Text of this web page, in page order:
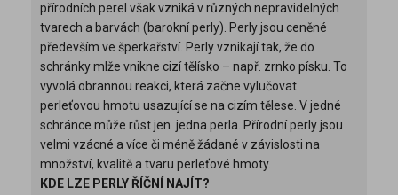
přírodních perel však vzniká v různých nepravidelných
tvarech a barvách (barokní perly). Perly jsou ceněné
především ve šperkařství. Perly vznikají tak, že do
schránky mlže vnikne cizí tělísko – např. zrnko písku. To
vyvolá obrannou reakci, která začne vylučovat
perleťovou hmotu usazující se na cizím tělese. V jedné
schránce může růst jen jedna perla. Přírodní perly jsou
velmi vzácné a více či méně žádané v závislosti na
množství, kvalitě a tvaru perleťové hmoty.
KDE LZE PERLY ŘÍČNÍ NAJÍT?